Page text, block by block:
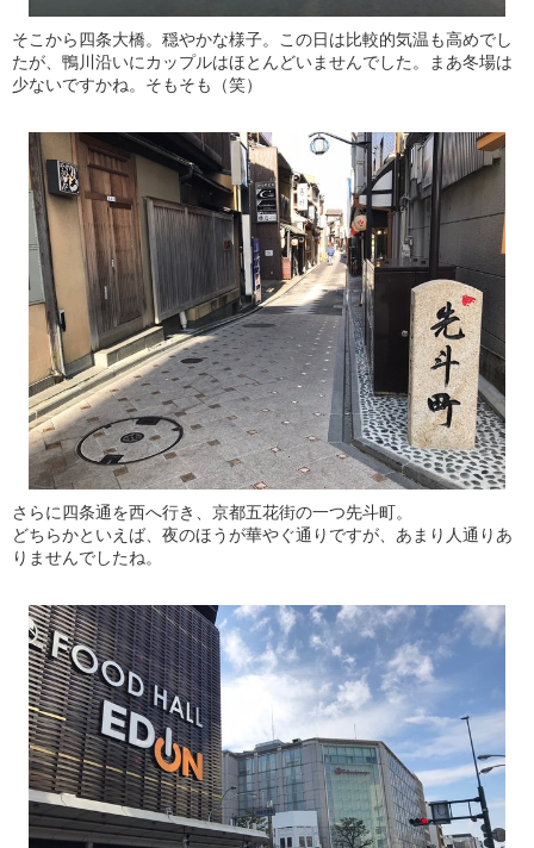
そこから四条大橋。穏やかな様子。この日は比較的気温も高めでし
たが、鴨川沿いにカップルはほとんどいませんでした。まあ冬場は
少ないですかね。そもそも（笑）
さらに四条通を西へ行き、京都五花街の一つ先斗町。
どちらかといえば、夜のほうが華やぐ通りですが、あまり人通りあ
りませんでしたね。